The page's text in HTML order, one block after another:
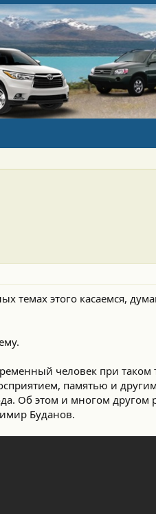
темах этого касаемся,
человек при
памятью и
Об этом и многом другом
Буданов.